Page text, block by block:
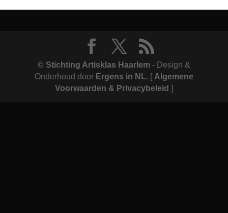
© Stichting Artisklas Haarlem - Design &
Onderhoud door Ergens in NL. [ Algemene
Voorwaarden & Privacybeleid ]